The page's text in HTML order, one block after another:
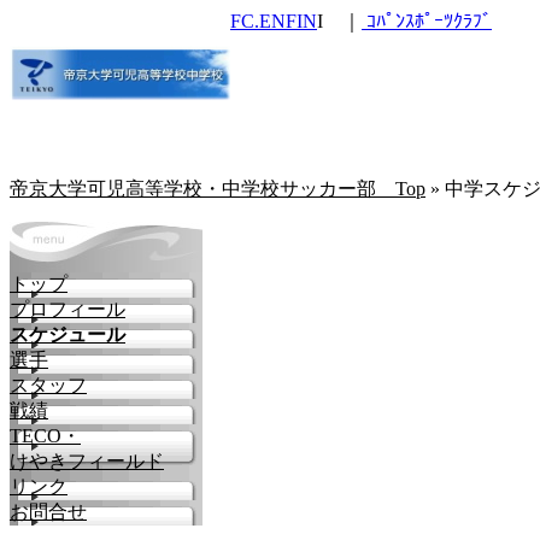
FC.ENFINI ｜ ｺﾊﾟﾝｽﾎﾟｰﾂｸﾗﾌﾞ
帝京大学可児高等学校・中学校サッカー部 Top » 中学スケ
トップ
プロフィール
スケジュール
選手
スタッフ
戦績
TECO・
けやきフィールド
リンク
お問合せ